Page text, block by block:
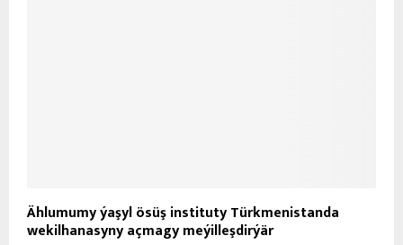
Ählumumy ýaşyl ösüş instituty Türkmenistanda
wekilhanasyny açmagy meýilleşdirýär